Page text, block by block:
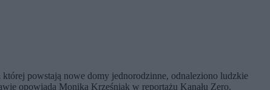
powstają nowe domy jednorodzinne, odnaleziono ludzkie
opowiada Monika Krześniak w reportażu Kanału Zero.